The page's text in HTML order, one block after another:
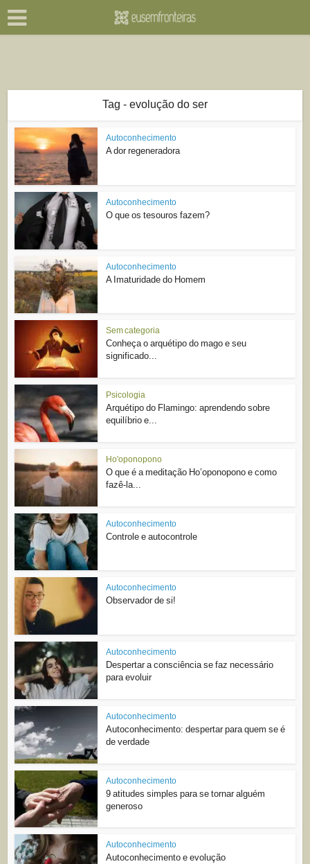
Tag - evolução do ser
Autoconhecimento
A dor regeneradora
Autoconhecimento
O que os tesouros fazem?
Autoconhecimento
A Imaturidade do Homem
Sem categoria
Conheça o arquétipo do mago e seu
significado...
Psicologia
Arquétipo do Flamingo: aprendendo sobre
equilíbrio e...
Ho'oponopono
O que é a meditação Ho’oponopono e como
fazê-la...
Autoconhecimento
Controle e autocontrole
Autoconhecimento
Observador de si!
Autoconhecimento
Despertar a consciência se faz necessário
para evoluir
Autoconhecimento
Autoconhecimento: despertar para quem se é
de verdade
Autoconhecimento
9 atitudes simples para se tornar alguém
generoso
Autoconhecimento
Autoconhecimento e evolução